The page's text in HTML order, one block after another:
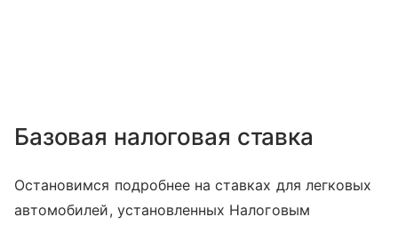
Базовая налоговая ставка
Остановимся подробнее на ставках для легковых
автомобилей, установленных Налоговым